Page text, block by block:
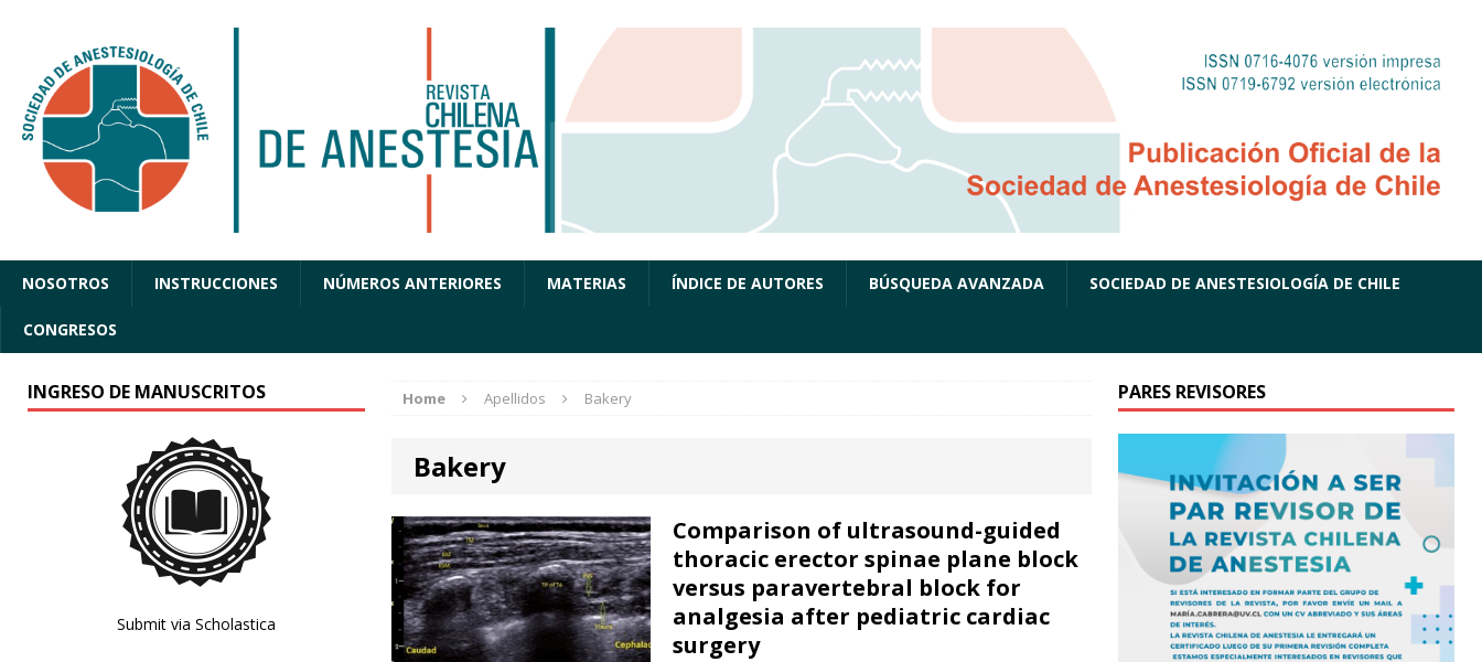
NOSOTROS INSTRUCCIONES NÚMEROS ANTERIORES MATERIAS ÍNDICE DE AUTORES BÚSQUEDA AVANZADA SOCIEDAD DE ANESTESIOLOGÍA DE CHILE
CONGRESOS
Home Apellidos Bakery
Bakery
Comparison of ultrasound-guided
thoracic erector spinae plane block
versus paravertebral block for
analgesia after pediatric cardiac
surgery
INGRESO DE MANUSCRITOS
Submit via Scholastica
PARES REVISORES